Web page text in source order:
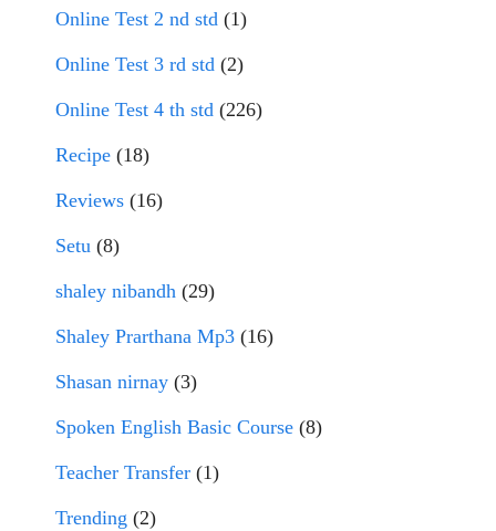
Online Test 2 nd std (1)
Online Test 3 rd std (2)
Online Test 4 th std (226)
Recipe (18)
Reviews (16)
Setu (8)
shaley nibandh (29)
Shaley Prarthana Mp3 (16)
Shasan nirnay (3)
Spoken English Basic Course (8)
Teacher Transfer (1)
Trending (2)